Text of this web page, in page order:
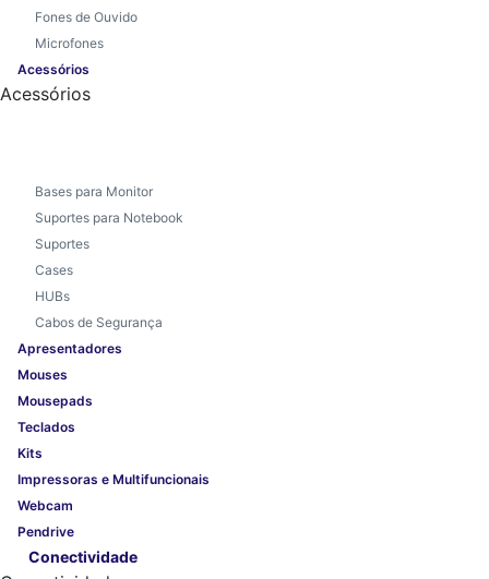
Fones de Ouvido
Microfones
Acessórios
Acessórios
Bases para Monitor
Suportes para Notebook
Suportes
Cases
HUBs
Cabos de Segurança
Apresentadores
Mouses
Mousepads
Teclados
Kits
Impressoras e Multifuncionais
Webcam
Pendrive
Conectividade